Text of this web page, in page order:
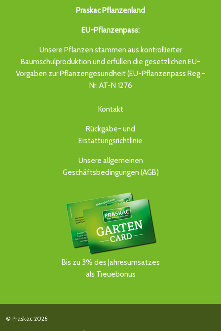
Praskac Pflanzenland
EU-Pflanzenpass:
Unsere Pflanzen stammen aus kontrollierter
Baumschulproduktion und erfüllen die gesetzlichen EU-
Vorgaben zur Pflanzengesundheit (EU-Pflanzenpass Reg.-
Nr. AT-N 1276
Kontakt
Rückgabe- und
Erstattungsrichtlinie
Unsere allgemeinen
Geschäftsbedingungen (AGB)
Bis zu 3% des Jahresumsatzes
als Treuebonus
© Praskac 2026